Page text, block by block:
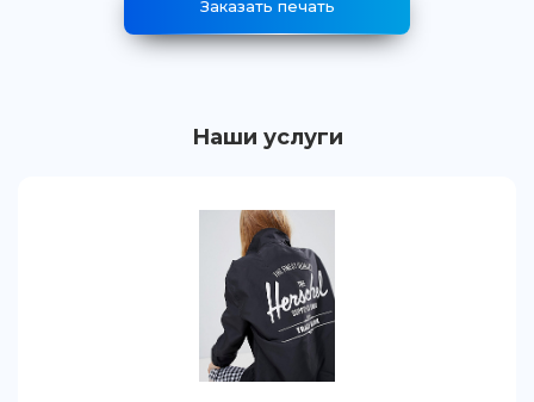
Заказать печать
Наши услуги